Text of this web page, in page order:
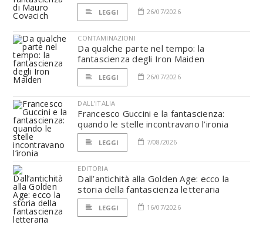
LEGGI 26/07/2026
CONTAMINAZIONI
Da qualche parte nel tempo: la
fantascienza degli Iron Maiden
LEGGI 26/07/2026
DALL'ITALIA
Francesco Guccini e la fantascienza:
quando le stelle incontravano l’ironia
LEGGI 7/08/2026
EDITORIA
Dall’antichità alla Golden Age: ecco la
storia della fantascienza letteraria
LEGGI 16/07/2026